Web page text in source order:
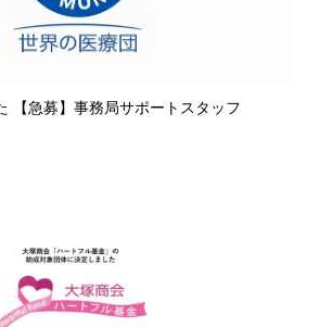
【急募】事務局サポートスタッフ